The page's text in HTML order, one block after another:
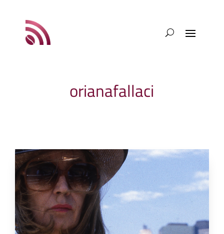
orianafallaci